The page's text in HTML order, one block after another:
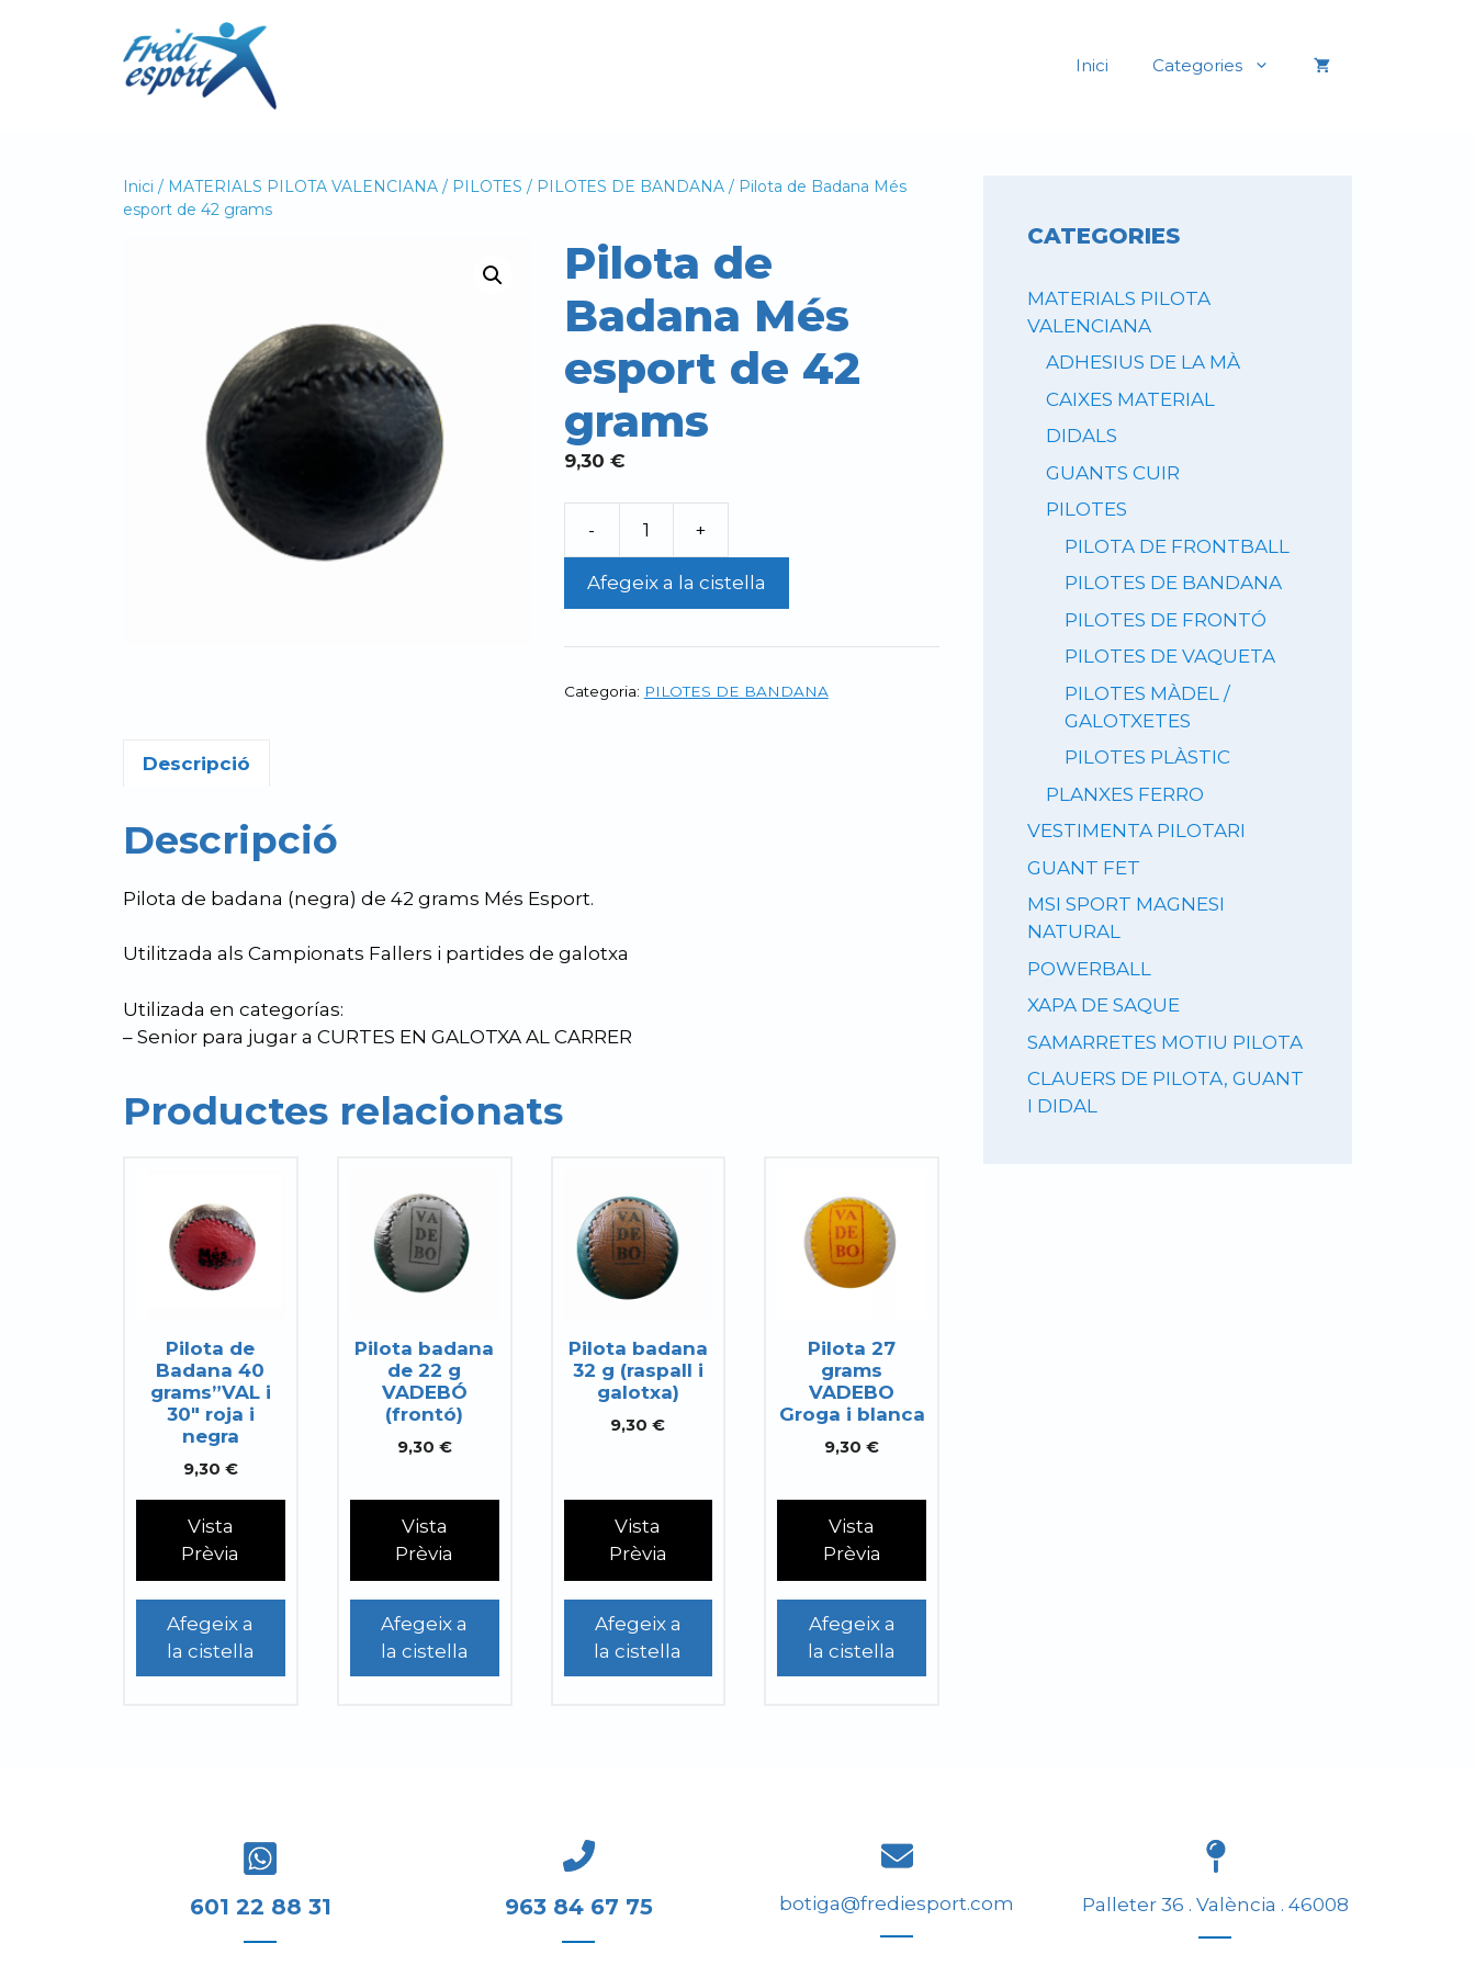
Inici Categories
Inici / MATERIALS PILOTA VALENCIANA / PILOTES / PILOTES DE BANDANA / Pilota de Badana Més
esport de 42 grams
Pilota de
Badana Més
esport de 42
grams
9,30 €
-
quantitat
Pilota
Badana
esport
+
Afegeix a la cistella
Categoria: PILOTES DE BANDANA
Descripció
Descripció
Pilota de badana (negra) de 42 grams Més Esport.
Utilitzada als Campionats Fallers i partides de galotxa
Utilizada en categorías:
– Senior para jugar a CURTES EN GALOTXA AL CARRER
Productes relacionats
Pilota de
Badana 40
grams”VAL i
30″ roja i
negra
9,30 €
Vista
Prèvia
Afegeix a
la cistella
Pilota badana
de 22 g
VADEBÓ
(frontó)
9,30 €
Vista
Prèvia
Afegeix a
la cistella
Pilota badana
32 g (raspall i
galotxa)
9,30€
Vista
Prèvia
Afegeix a
la cistella
Pilota 27
grams
VADEBO
Groga i blanca
9,30€
Vista
Prèvia
Afegeix a
la cistella
CATEGORIES
MATERIALS PILOTA
VALENCIANA
ADHESIUS DE LA MÀ
CAIXES MATERIAL
DIDALS
GUANTS CUIR
PILOTES
PILOTA DE FRONTBALL
PILOTES DE BANDANA
PILOTES DE FRONTÓ
PILOTES DE VAQUETA
PILOTES MÀDEL /
GALOTXETES
PILOTES PLÀSTIC
PLANXES FERRO
VESTIMENTA PILOTARI
GUANT FET
MSI SPORT MAGNESI
NATURAL
POWERBALL
XAPA DE SAQUE
SAMARRETES MOTIU PILOTA
CLAUERS DE PILOTA, GUANT
I DIDAL
601 22 88 31 963 84 67 75 botiga@frediesport.com Palleter 36 . València . 46008